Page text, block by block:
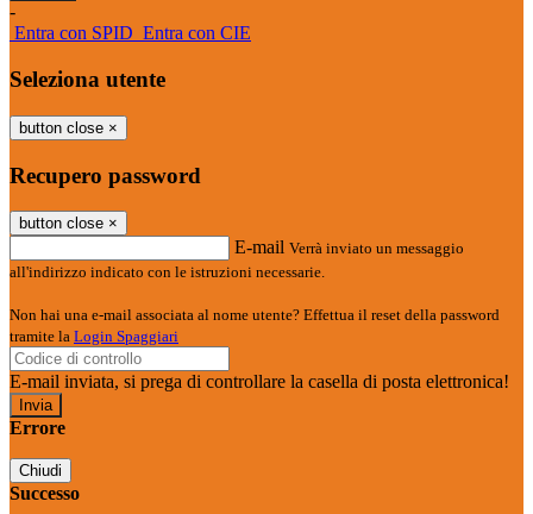
-
Entra con SPID Entra con CIE
Seleziona utente
button close ×
Recupero password
button close ×
E-mail Verrà inviato un messaggio
all'indirizzo indicato con le istruzioni necessarie.
Non hai una e-mail associata al nome utente? Effettua il reset della password
tramite la Login Spaggiari
E-mail inviata, si prega di controllare la casella di posta elettronica!
Errore
Chiudi
Successo